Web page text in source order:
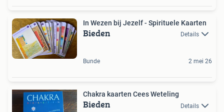
In Wezen bij Jezelf - Spirituele Kaarten
Bieden Details
Bunde 2 mei 26
Chakra kaarten Cees Weteling
Bieden Details